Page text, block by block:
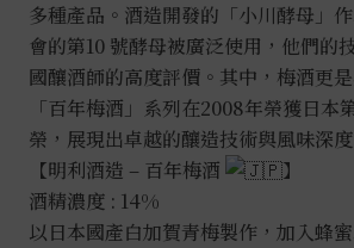
多種產品。酒造開發的「小川酵母」
會的第10 號酵母被廣泛使用，他們的
國釀酒師的高度評價。其中，梅酒更
「百年梅酒」系列在2008年榮獲日本
榮，展現出卓越的釀造技術與風味深度
【明利酒造 – 百年梅酒
】
酒精濃度 : 14%
以日本國產白加賀青梅製作，加入蜂